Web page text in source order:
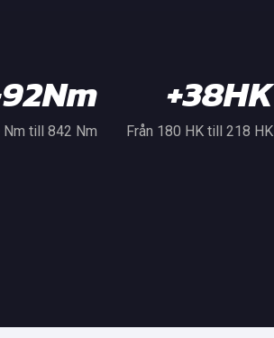
Nm till 842 Nm
+38HK
Från 180 HK till 218 HK